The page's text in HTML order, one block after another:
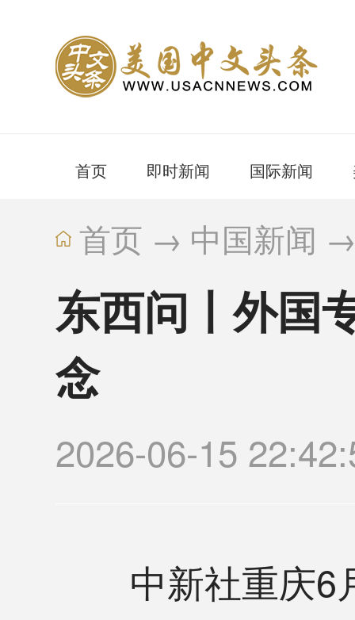
首页 即时新闻 国际新闻
首页 → 中国新闻
东西问丨外国
念
2026-06-15
中新社重庆6